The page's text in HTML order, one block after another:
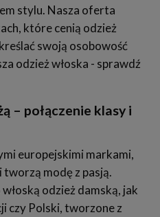
stylu. Nasza oferta
które cenią odzież
swoją osobowość
odzież włoska - sprawdź
– połączenie klasy i
europejskimi markami,
modę z pasją.
odzież damską, jak
czy Polski, tworzone z